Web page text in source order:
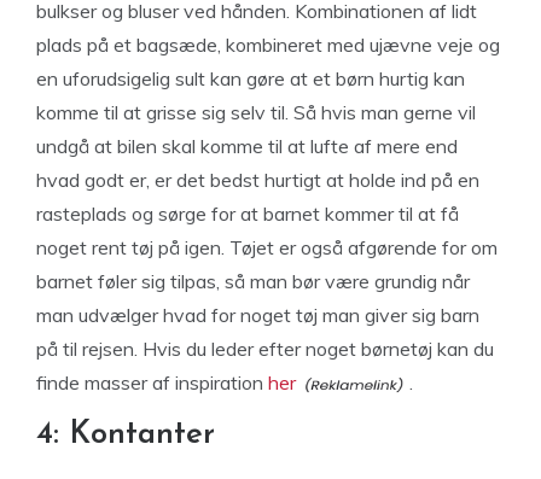
bulkser og bluser ved hånden. Kombinationen af lidt
plads på et bagsæde, kombineret med ujævne veje og
en uforudsigelig sult kan gøre at et børn hurtig kan
komme til at grisse sig selv til. Så hvis man gerne vil
undgå at bilen skal komme til at lufte af mere end
hvad godt er, er det bedst hurtigt at holde ind på en
rasteplads og sørge for at barnet kommer til at få
noget rent tøj på igen. Tøjet er også afgørende for om
barnet føler sig tilpas, så man bør være grundig når
man udvælger hvad for noget tøj man giver sig barn
på til rejsen. Hvis du leder efter noget børnetøj kan du
finde masser af inspiration her .
4: Kontanter